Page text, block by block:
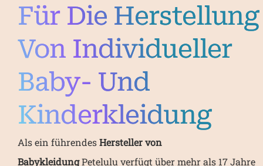
Für Die Herstellung
Von Individueller
Baby- Und
Kinderkleidung
Als ein führendesHersteller von
BabykleidungPetelulu verfügt über mehr als 17 Jahre